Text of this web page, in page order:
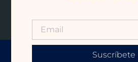
Suscríbete